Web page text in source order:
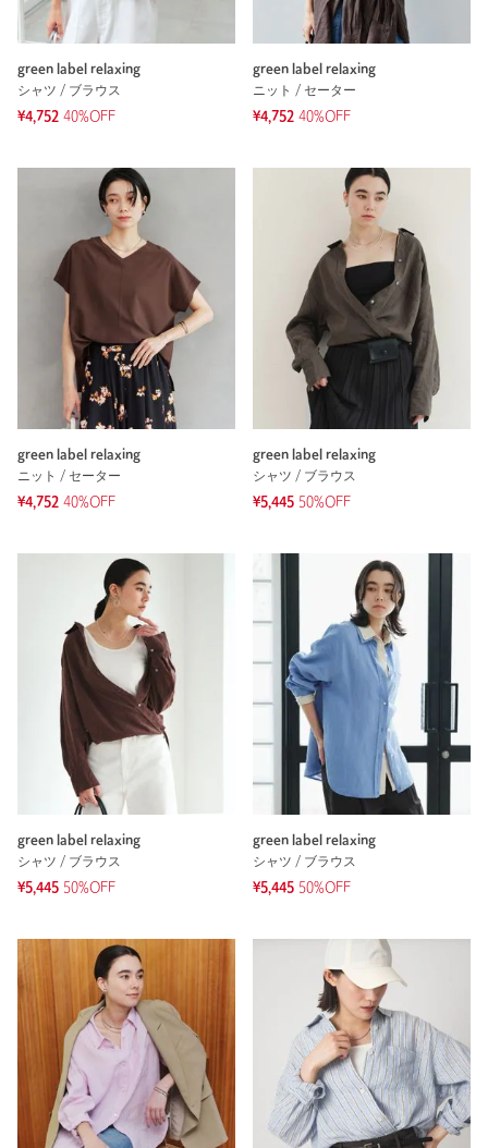
green label relaxing
シャツ / ブラウス
¥4,752 40%OFF
green label relaxing
ニット / セーター
¥4,752 40%OFF
green label relaxing
ニット / セーター
¥4,752 40%OFF
green label relaxing
シャツ / ブラウス
¥5,445 50%OFF
green label relaxing
シャツ / ブラウス
¥5,445 50%OFF
green label relaxing
シャツ / ブラウス
¥5,445 50%OFF